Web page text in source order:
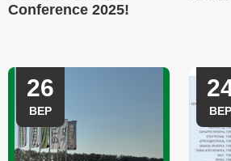
Conference 2025!
26
ВЕР ВЕР